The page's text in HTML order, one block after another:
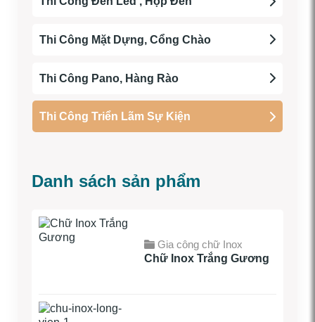
Thi Công Mặt Dựng, Cổng Chào
Thi Công Pano, Hàng Rào
Thi Công Triển Lãm Sự Kiện
Danh sách sản phẩm
Gia công chữ Inox
Chữ Inox Trắng Gương